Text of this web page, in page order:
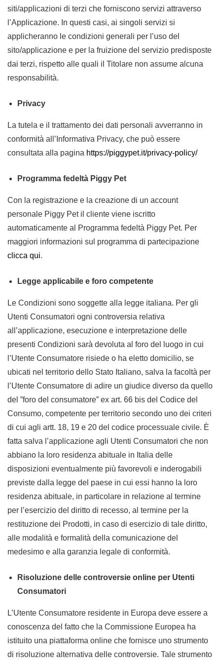
siti/applicazioni di terzi che forniscono servizi attraverso
l’Applicazione. In questi casi, ai singoli servizi si
applicheranno le condizioni generali per l’uso del
sito/applicazione e per la fruizione del servizio predisposte
dai terzi, rispetto alle quali il Titolare non assume alcuna
responsabilità.
Privacy
La tutela e il trattamento dei dati personali avverranno in
conformità all’Informativa Privacy, che può essere
consultata alla pagina https://piggypet.it/privacy-policy/
Programma fedeltà Piggy Pet
Con la registrazione e la creazione di un account
personale Piggy Pet il cliente viene iscritto
automaticamente al Programma fedeltà Piggy Pet. Per
maggiori informazioni sul programma di partecipazione
clicca qui.
Legge applicabile e foro competente
Le Condizioni sono soggette alla legge italiana. Per gli
Utenti Consumatori ogni controversia relativa
all’applicazione, esecuzione e interpretazione delle
presenti Condizioni sarà devoluta al foro del luogo in cui
l’Utente Consumatore risiede o ha eletto domicilio, se
ubicati nel territorio dello Stato Italiano, salva la facoltà per
l’Utente Consumatore di adire un giudice diverso da quello
del ”foro del consumatore” ex art. 66 bis del Codice del
Consumo, competente per territorio secondo uno dei criteri
di cui agli artt. 18, 19 e 20 del codice processuale civile. È
fatta salva l’applicazione agli Utenti Consumatori che non
abbiano la loro residenza abituale in Italia delle
disposizioni eventualmente più favorevoli e inderogabili
previste dalla legge del paese in cui essi hanno la loro
residenza abituale, in particolare in relazione al termine
per l’esercizio del diritto di recesso, al termine per la
restituzione dei Prodotti, in caso di esercizio di tale diritto,
alle modalità e formalità della comunicazione del
medesimo e alla garanzia legale di conformità.
Risoluzione delle controversie online per Utenti
Consumatori
L’Utente Consumatore residente in Europa deve essere a
conoscenza del fatto che la Commissione Europea ha
istituito una piattaforma online che fornisce uno strumento
di risoluzione alternativa delle controversie. Tale strumento